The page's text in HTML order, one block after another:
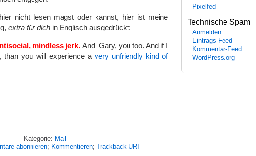
nicht lesen magst oder kannst, hier ist meine
extra für dich in Englisch ausgedrückt:
mindless jerk. And, Gary, you too. And if I
than you will experience a very unfriendly kind of
Kategorie: Mail
abonnieren; Kommentieren; Trackback-URI
Pixelfed
Technische Spam
Anmelden
Eintrags-Feed
Kommentar-Feed
WordPress.org